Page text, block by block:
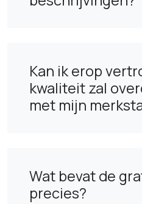
Kan ik erop
kwaliteit zal
met mijn
Wat bevat de
precies?